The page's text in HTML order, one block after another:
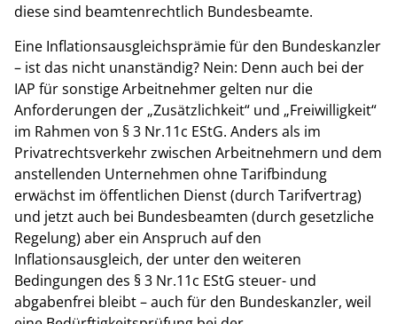
diese sind beamtenrechtlich Bundesbeamte.
Eine Inflationsausgleichsprämie für den Bundeskanzler
– ist das nicht unanständig? Nein: Denn auch bei der
IAP für sonstige Arbeitnehmer gelten nur die
Anforderungen der „Zusätzlichkeit“ und „Freiwilligkeit“
im Rahmen von § 3 Nr.11c EStG. Anders als im
Privatrechtsverkehr zwischen Arbeitnehmern und dem
anstellenden Unternehmen ohne Tarifbindung
erwächst im öffentlichen Dienst (durch Tarifvertrag)
und jetzt auch bei Bundesbeamten (durch gesetzliche
Regelung) aber ein Anspruch auf den
Inflationsausgleich, der unter den weiteren
Bedingungen des § 3 Nr.11c EStG steuer- und
abgabenfrei bleibt – auch für den Bundeskanzler, weil